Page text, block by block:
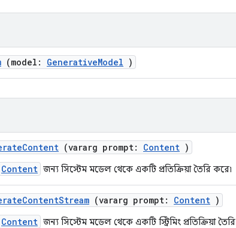
(model: GenerativeModel )
(vararg prompt: Content )
Content জন্য সিস্টেম মডেল থেকে একটি প্রতিক্রিয়া তৈরি করে৷
(vararg prompt: Content )
Content জন্য সিস্টেম মডেল থেকে একটি স্ট্রিমিং প্রতিক্রিয়া তৈরি